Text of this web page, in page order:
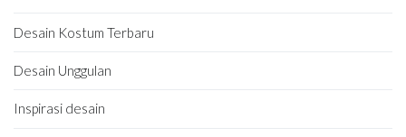
Desain Kostum Terbaru
Desain Unggulan
Inspirasi desain